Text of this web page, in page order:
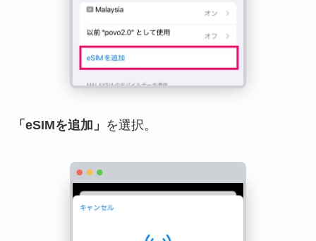
「eSIMを追加」 を選択。